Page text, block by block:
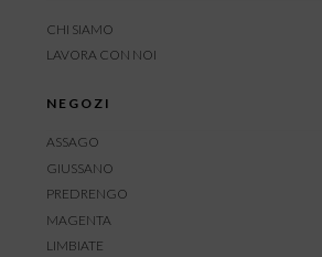
CHI SIAMO
LAVORA CON NOI
NEGOZI
ASSAGO
GIUSSANO
PREDRENGO
MAGENTA
LIMBIATE